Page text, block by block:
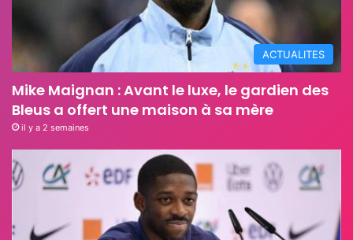
ACTUALITES
Mike Maignan : Avant le luxe, le gardien des
Bleus a offert une maison à sa mère
il y a 2 semaines